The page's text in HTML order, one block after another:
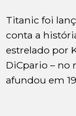
Titanic foi
conta a
estrelado por
DiCpario – no
afundou em